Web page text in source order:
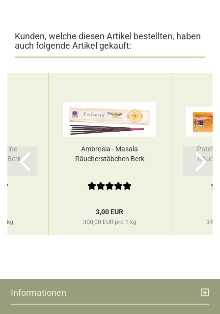
Kunden, welche diesen Artikel bestellten, haben
auch folgende Artikel gekauft:
Line
Berk
1 kg
Ambrosia - Masala
Räucherstäbchen Berk
3,00 EUR
300,00 EUR pro 1 kg
Informationen